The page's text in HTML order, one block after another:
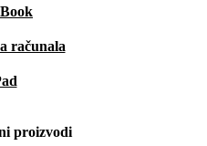
računala
proizvodi